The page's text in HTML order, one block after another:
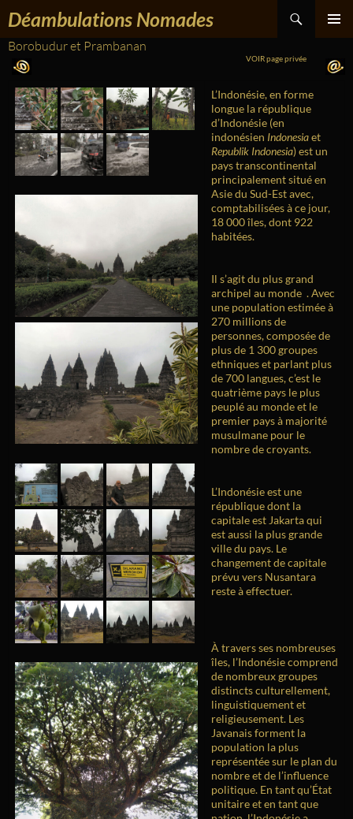
Déambulations Nomades
Borobudur et Prambanan
VOIR page privée
L’Indonésie, en forme
longue la république
d’Indonésie (en
indonésien Indonesiaet
Republik Indonesia) est un
pays transcontinental
principalement situé en
Asie du Sud-Est avec,
comptabilisées à ce jour,
18 000 îles, dont 922
habitées.
Il s’agit du plus grand
archipel au monde . Avec
une population estimée à
270 millions de
personnes, composée de
plus de 1 300 groupes
ethniques et parlant plus
de 700 langues, c’est le
quatrième pays le plus
peuplé au monde et le
premier pays à majorité
musulmane pour le
nombre de croyants.
L’Indonésie est une
république dont la
capitale est Jakarta qui
est aussi la plus grande
ville du pays. Le
changement de capitale
prévu vers Nusantara
reste à effectuer.
À travers ses nombreuses
îles, l’Indonésie comprend
de nombreux groupes
distincts culturellement,
linguistiquement et
religieusement. Les
Javanais forment la
population la plus
représentée sur le plan du
nombre et de l’influence
politique. En tant qu’État
unitaire et en tant que